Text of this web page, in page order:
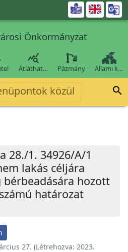

Önkormányzat

Átláthat… Pázmány Állami k…
közül 
28./1. 34926/A/1
lakás céljára
bérbeadására hozott
határozat
27. (Létrehozva: 2023.